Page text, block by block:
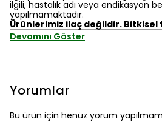
ilgili, hastalık adı veya endikasyon
yapılmamaktadır.
Ürünlerimiz ilaç değildir.
Devamını Göster
Yorumlar
Bu ürün için henüz yorum